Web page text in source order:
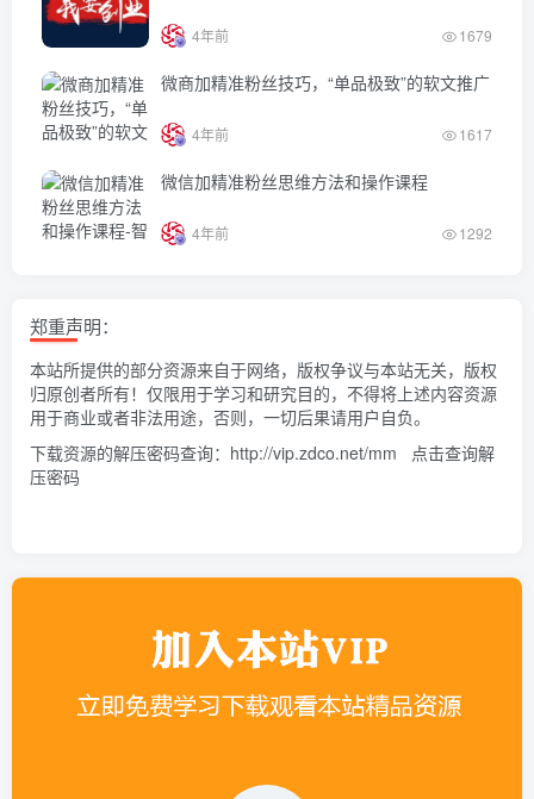
4年前 1679
微商加精准粉丝技巧，“单品极致”的软文推广
4年前 1617
微信加精准粉丝思维方法和操作课程
4年前 1292
郑重声明：
本站所提供的部分资源来自于网络，版权争议与本站无关，版权
归原创者所有！仅限用于学习和研究目的，不得将上述内容资源
用于商业或者非法用途，否则，一切后果请用户自负。
下载资源的解压密码查询： http://vip.zdco.net/mm
点击查询解
压密码